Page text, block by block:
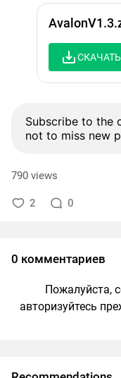
СКАЧАТЬ
Subscribe to the
not to miss new
790 views
2 0
0 комментариев
Пожалуйста,
авторизуйтесь